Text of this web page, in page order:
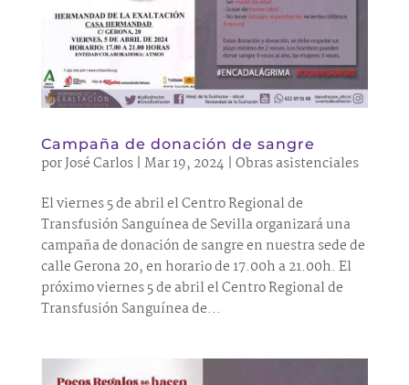
Campaña de donación de sangre
porJosé Carlos| Mar 19, 2024 | Obras asistenciales
El viernes 5 de abril el Centro Regional de
Transfusión Sanguínea de Sevilla organizará una
campaña de donación de sangre en nuestra sede de
calle Gerona 20, en horario de 17.00h a 21.00h. El
próximo viernes 5 de abril el Centro Regional de
Transfusión Sanguínea de...